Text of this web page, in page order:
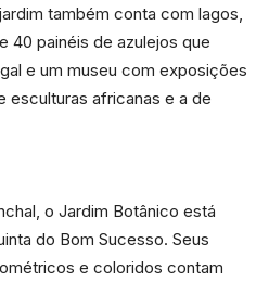
também conta com lagos,
40 painéis de azulejos que
e um museu com exposições
esculturas africanas e a de
o Jardim Botânico está
do Bom Sucesso. Seus
e coloridos contam